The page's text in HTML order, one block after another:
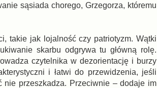
sąsiada chorego, Grzegorza, któremu
takie jak lojalność czy patriotyzm. Wątki
skarbu odgrywa tu główną rolę.
czytelnika w dezorientację i burzy
i łatwi do przewidzenia, jeśli
przeszkadza. Przeciwnie – dodaje im